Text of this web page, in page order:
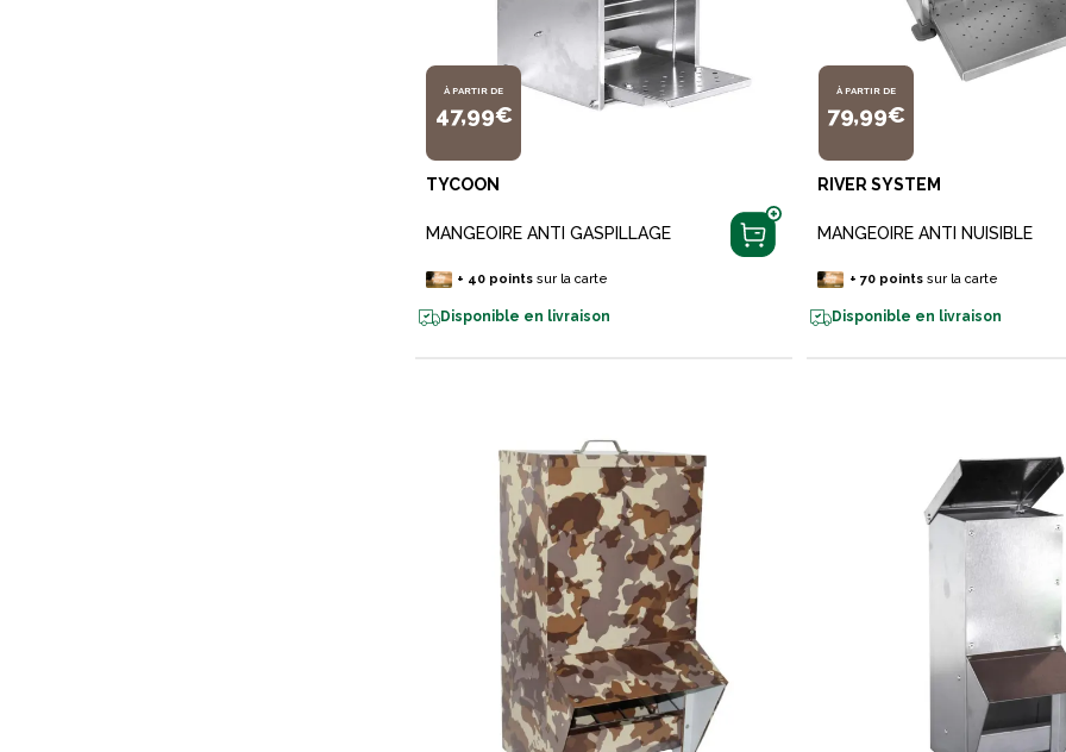
À PARTIR DE
47,99€
TYCOON
MANGEOIRE ANTI GASPILLAGE
+ 40 points sur la carte
Disponible en livraison
À PARTIR DE
79,99€
RIVER SYSTEM
MANGEOIRE ANTI NUISIBLE
+ 70pointssur la carte
Disponible en livraison